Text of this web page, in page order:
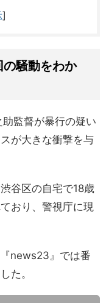
]
の騒動をわか
監督が暴行の疑い
が大きな衝撃を与
谷区の自宅で18歳
おり、警視庁に現
news23』では番
た。